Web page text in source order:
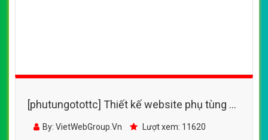
[phutungotottc] Thiết kế website phụ tùng ô
tô chính hãng đẹp SEO nhanh hiệu quả
By: VietWebGroup.Vn Lượt xem: 11620